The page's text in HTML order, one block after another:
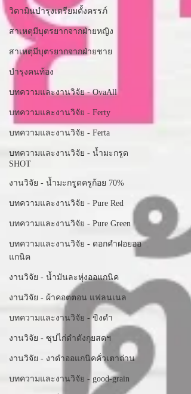
วิตามินบำรุงเตรียมตั้งครรภ์
สาเหตุมีบุตรยากจากฝ่ายหญิง
สาเหตุมีบุตรยากจากฝ่ายชาย
บำรุงคนท้อง
บทความและงานวิจัย - OvaAll
บทความและงานวิจัย - Ferty
บทความและงานวิจัย - Ferta
บทความและงานวิจัย - น้ำมะกรูด
SHOT
งานวิจัย - น้ำมะกรูดครูก้อย 70%
บทความและงานวิจัย - Pure Red
บทความและงานวิจัย - Pure Green
บทความและงานวิจัย - ดอกคำฝอยออ
แกนิค
งานวิจัย - น้ำมันละหุ่งออแกนิค
งานวิจัย - ผ้าคอตตอน แฟลนเนล
บทความและงานวิจัย - ขิงดำ
งานวิจัย - ซุปไก่ดำตังกุยสดฯ
งานวิจัย - งาดำออแกนิคคั่วเตาถ่าน
บทความและงานวิจัย - good-grain